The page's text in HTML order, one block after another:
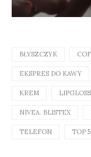
BŁYSZCZYK
EKSPRES DO KAWY
KREM LIPGLOSS
NIVEA. BLISTEX
TELEFON TOP 5